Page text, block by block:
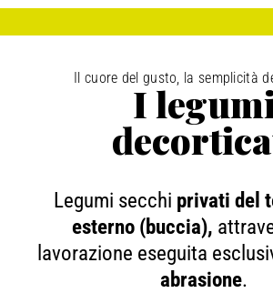
Il cuore del gusto, la semplicità
I
Legumi secchi privati del
esterno (buccia),
lavorazione eseguita
abrasione.